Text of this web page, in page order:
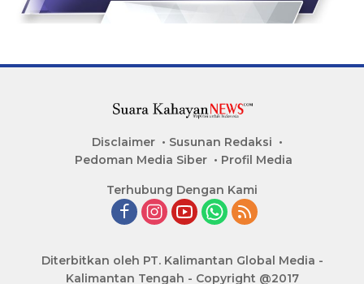
Disclaimer
Susunan Redaksi
Pedoman Media Siber
Profil Media
Terhubung Dengan Kami
Diterbitkan oleh PT. Kalimantan Global Media -
Kalimantan Tengah - Copyright @2017